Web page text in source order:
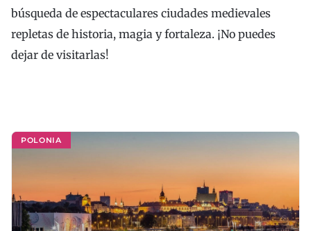
búsqueda de espectaculares ciudades medievales
repletas de historia, magia y fortaleza. ¡No puedes
dejar de visitarlas!
POLONIA